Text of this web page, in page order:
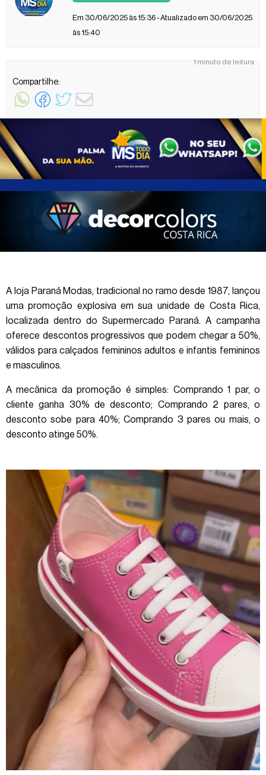
1 minuto de leitura
Em 30/06/2025 às 15:36 - Atualizado em 30/06/2025
às 15:40
Compartilhe:
A loja Paraná Modas, tradicional no ramo desde 1987, lançou
uma promoção explosiva em sua unidade de Costa Rica,
localizada dentro do Supermercado Paraná. A campanha
oferece descontos progressivos que podem chegar a 50%,
válidos para calçados femininos adultos e infantis femininos
e masculinos.
A mecânica da promoção é simples: Comprando 1 par, o
cliente ganha 30% de desconto; Comprando 2 pares, o
desconto sobe para 40%; Comprando 3 pares ou mais, o
desconto atinge 50%.